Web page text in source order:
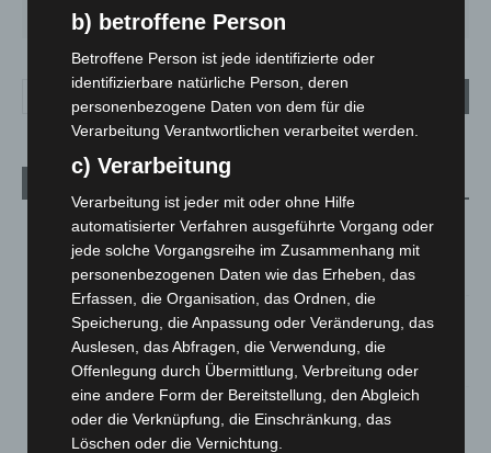
27° 34° 28°
Kunst trifft Weingenuss: Barbara-Susann Mehring zeigt ihre
Werke im Jacques’ Wein-Depot Isernhagen
8. August 2026
A2: Zweite Turbobaustelle startet zwischen Hannover-West
und Bothfeld
8. August 2026
Niedersachsen: Feuerwehrkräfte kehren nach
Waldbrandeinsatz aus Spanien zurück
b) betroffene Person
Betroffene Person ist jede identifizierte oder
identifizierbare natürliche Person, deren
personenbezogene Daten von dem für die
Verarbeitung Verantwortlichen verarbeitet werden.
c) Verarbeitung
Verarbeitung ist jeder mit oder ohne Hilfe
automatisierter Verfahren ausgeführte Vorgang oder
jede solche Vorgangsreihe im Zusammenhang mit
personenbezogenen Daten wie das Erheben, das
Erfassen, die Organisation, das Ordnen, die
Speicherung, die Anpassung oder Veränderung, das
Auslesen, das Abfragen, die Verwendung, die
Offenlegung durch Übermittlung, Verbreitung oder
eine andere Form der Bereitstellung, den Abgleich
oder die Verknüpfung, die Einschränkung, das
Löschen oder die Vernichtung.